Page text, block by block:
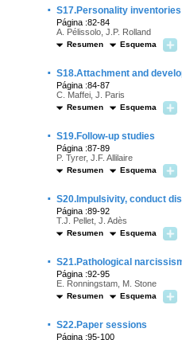
· S17.Personality
Página :82-84
A. Pélissolo, J.P. Rolland
Resumen Esquema
· S18.Attachment and
Página :84-87
C. Maffei, J. Paris
Resumen Esquema
· S19.Follow-up studies
Página :87-89
P. Tyrer, J.F. Allilaire
Resumen Esquema
· S20.Impulsivity, conduct
Página :89-92
T.J. Pellet, J. Adès
Resumen Esquema
· S21.Pathological
Página :92-95
E. Ronningstam, M. Stone
Resumen Esquema
· S22.Paper sessions
Página :95-100